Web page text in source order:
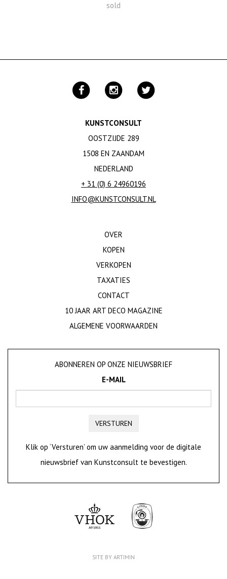
sold
KUNSTCONSULT
OOSTZIJDE 289
1508 EN ZAANDAM
NEDERLAND
+ 31 (0) 6 24960196
INFO@KUNSTCONSULT.NL
OVER
KOPEN
VERKOPEN
TAXATIES
CONTACT
10 JAAR ART DECO MAGAZINE
ALGEMENE VOORWAARDEN
ABONNEREN OP ONZE NIEUWSBRIEF
E-MAIL
VERSTUREN
Klik op ‘Versturen’ om uw aanmelding voor de digitale
nieuwsbrief van Kunstconsult te bevestigen.
SITE BY ARTIMIN